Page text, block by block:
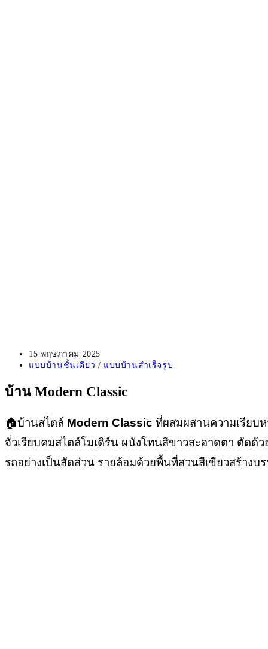
Post
published:
15 พฤษภาคม 2025
Post
แบบบ้านชั้นเดียว / แบบบ้านสำเร็จรูป
บ้าน Modern Classic
🏠บ้านสไตล์ Modern Classic ที่ผสมผสานความเรียบ
จั่วเรียบคมสไตล์โมเดิร์น ผนังโทนสีขาวสะอาดตา ตัด
รถอย่างเป็นสัดส่วน รายล้อมด้วยพื้นที่สวนสีเขียวสร้าง